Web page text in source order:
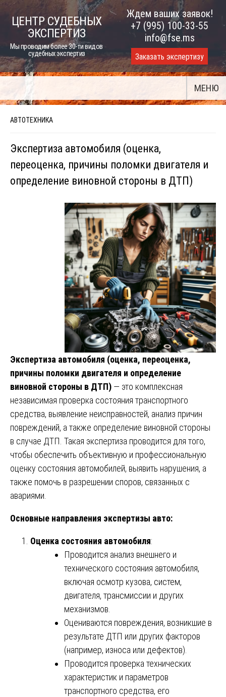
Skip
ЦЕНТР СУДЕБНЫХ
ЭКСПЕРТИЗ
Мы проводим более 30-ти видов
судебных экспертиз
Ждем ваших заявок!
+7 (995) 100-33-55
info@fse.ms
Заказать экспертизу
МЕНЮ
АВТОТЕХНИКА
Экспертиза автомобиля (оценка,
переоценка, причины поломки двигателя и
определение виновной стороны в ДТП)
Экспертиза автомобиля (оценка, переоценка,
причины поломки двигателя и определение
виновной стороны в ДТП) — это комплексная
независимая проверка состояния транспортного
средства, выявление неисправностей, анализ причин
повреждений, а также определение виновной стороны
в случае ДТП. Такая экспертиза проводится для того,
чтобы обеспечить объективную и профессиональную
оценку состояния автомобилей, выявить нарушения, а
также помочь в разрешении споров, связанных с
авариями.
Основные направления экспертизы авто:
Оценка состояния автомобиля:
Проводится анализ внешнего и
технического состояния автомобиля,
включая осмотр кузова, систем,
двигателя, трансмиссии и других
механизмов.
Оцениваются повреждения, возникшие в
результате ДТП или других факторов
(например, износа или дефектов).
Проводится проверка технических
характеристик и параметров
транспортного средства, его